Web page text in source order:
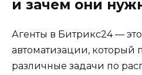
и зачем они
Агенты в Битрикс24 —
автоматизации, который
различные задачи по